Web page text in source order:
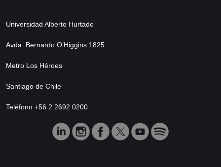
Universidad Alberto Hurtado
Avda. Bernardo O’Higgins 1825
Metro Los Héroes
Santiago de Chile
Teléfono +56 2 2692 0200